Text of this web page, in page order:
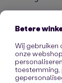
Betere
Wij gebruiken
onze
toestemming,